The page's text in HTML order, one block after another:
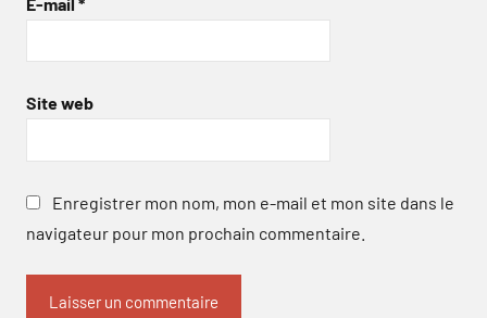
Site web
Enregistrer mon nom, mon e-mail et mon site dans le
navigateur pour mon prochain commentaire.